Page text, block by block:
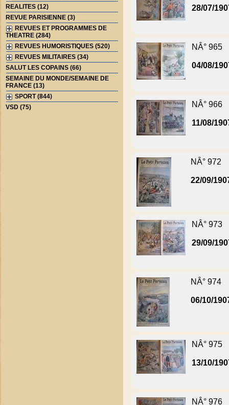
REALITES (12)
REVUE PARISIENNE (3)
REVUES ET PROGRAMMES DE
THEATRE (284)
REVUES HUMORISTIQUES (520)
REVUES MILITAIRES (34)
SALUT LES COPAINS (66)
SEMAINE DU MONDE/SEMAINE DE
FRANCE (13)
SPORT (844)
VSD (75)
28/07/
NÂ° 965
04/08/
NÂ° 966
11/08/
NÂ° 972
22/09/
NÂ° 973
29/09/
NÂ° 974
06/10/
NÂ° 975
13/10/
NÂ° 976